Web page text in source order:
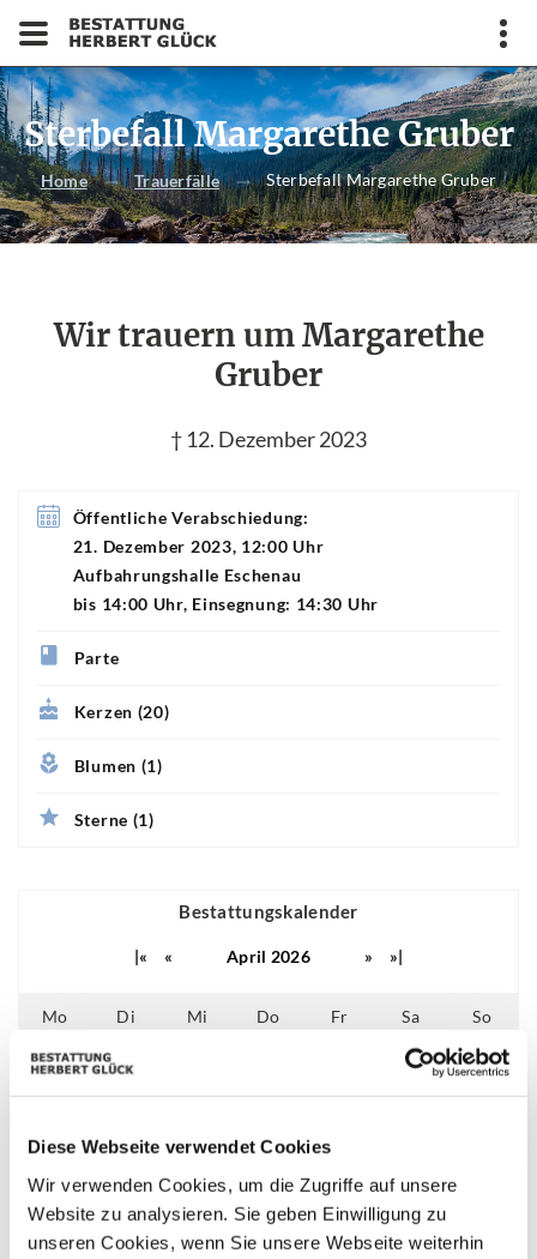
Diese Webseite verwendet Cookies
Wir verwenden Cookies, um die Zugriffe auf unsere
Website zu analysieren. Sie geben Einwilligung zu
unseren Cookies, wenn Sie unsere Webseite weiterhin
Sterbefall Margarethe Gruber
Home Trauerfälle Sterbefall Margarethe Gruber
Wir trauern um Margarethe
Gruber
† 12. Dezember 2023
Öffentliche Verabschiedung:
21. Dezember 2023, 12:00 Uhr
Aufbahrungshalle Eschenau
bis 14:00 Uhr, Einsegnung: 14:30 Uhr
Parte
Kerzen (20)
Blumen (1)
Sterne (1)
Bestattungskalender
|« « April 2026 » »|
Mo Di Mi Do Fr Sa So
04 05
13 14 15 16 17 18
20 21 22 23 24 25 26